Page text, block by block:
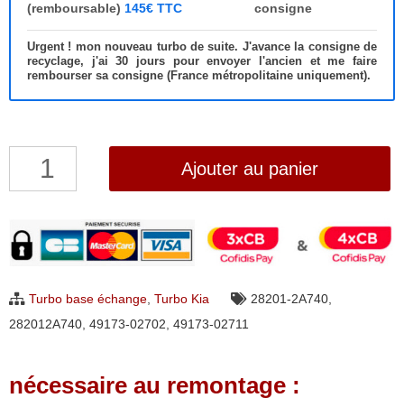
(remboursable) 145€ TTC
consigne
Urgent ! mon nouveau turbo de suite. J'avance la consigne de
recyclage, j'ai 30 jours pour envoyer l'ancien et me faire
rembourser sa consigne (France métropolitaine uniquement).
quantité
Kia
Ceed,
Venga
Mitsubishi
Ajouter au panier
Turbo base échange, Turbo Kia 28201-2A740,
282012A740, 49173-02702, 49173-02711
nécessaire au remontage :